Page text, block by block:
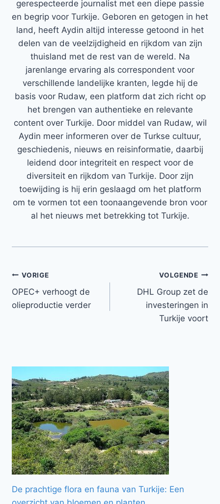
gerespecteerde journalist met een diepe passie
en begrip voor Turkije. Geboren en getogen in het
land, heeft Aydin altijd interesse getoond in het
delen van de veelzijdigheid en rijkdom van zijn
thuisland met de rest van de wereld. Na
jarenlange ervaring als correspondent voor
verschillende landelijke kranten, legde hij de
basis voor Rudaw, een platform dat zich richt op
het brengen van authentieke en relevante
content over Turkije. Door middel van Rudaw, wil
Aydin meer informeren over de Turkse cultuur,
geschiedenis, nieuws en reisinformatie, daarbij
leidend door integriteit en respect voor de
diversiteit en rijkdom van Turkije. Door zijn
toewijding is hij erin geslaagd om het platform
om te vormen tot een toonaangevende bron voor
al het nieuws met betrekking tot Turkije.
Bericht
navigatie
VORIGE
OPEC+ verhoogt de
olieproductie verder
VOLGENDE
DHL Group zet de
investeringen in
Turkije voort
De prachtige flora en fauna van Turkije: Een